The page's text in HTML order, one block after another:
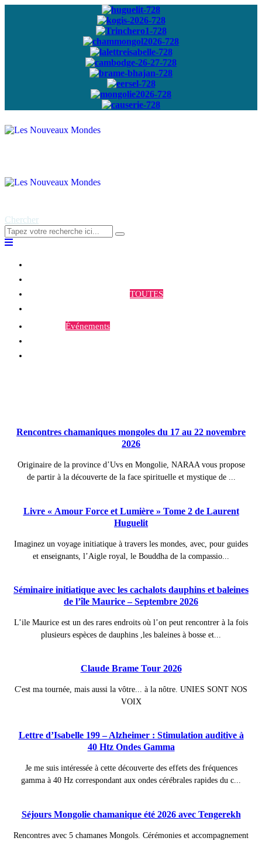
Abonnez-vous à
Chercher
TOUTES
Événements
Rencontres chamaniques mongoles du 17 au 22 novembre
2026
Originaire de la province d’Uvs en Mongolie, NARAA vous propose
de partir à la découverte de la face spirituelle et mystique de ...
Livre « Amour Force et Lumière » Tome 2 de Laurent
Huguelit
Imaginez un voyage initiatique à travers les mondes, avec, pour guides
et enseignants, l’Aigle royal, le Bouddha de la compassio...
Séminaire initiatique avec les cachalots dauphins et baleines
de l’île Maurice – Septembre 2026
L’ile Maurice est un des rares endroits où l’on peut rencontrer à la fois
plusieurs espèces de dauphins ,les baleines à bosse et...
Claude Brame Tour 2026
C'est ma tournée, mais aussi la vôtre... à la nôtre. UNIES SONT NOS
VOIX
Lettre d’Isabelle 199 – Alzheimer : Stimulation auditive à
40 Htz Ondes Gamma
Je me suis intéressée à cette découverte des effets des fréquences
gamma à 40 Hz correspondant aux ondes cérébrales rapides du c...
Séjours Mongolie chamanique été 2026 avec Tengerekh
Rencontres avec 5 chamanes Mongols. Cérémonies et accompagnement